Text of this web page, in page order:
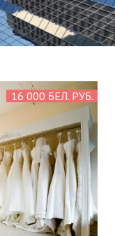
16 000 БЕЛ. РУБ.